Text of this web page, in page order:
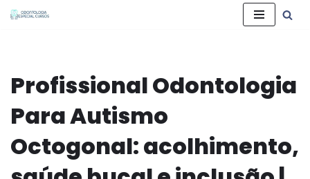
conteúdo
Profissional Odontologia
Para Autismo
Octogonal: acolhimento,